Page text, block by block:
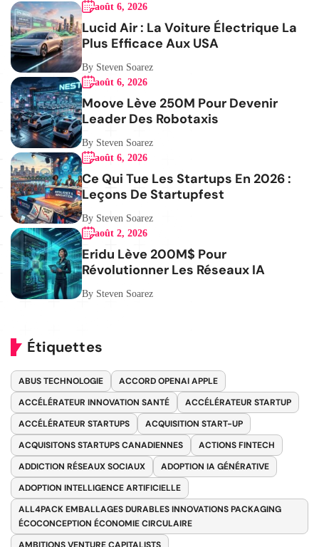
août 6, 2026
Lucid Air : La Voiture Électrique La
Plus Efficace Aux USA
By Steven Soarez
août 6, 2026
Moove Lève 250M Pour Devenir
Leader Des Robotaxis
By Steven Soarez
août 6, 2026
Ce Qui Tue Les Startups En 2026 :
Leçons De Startupfest
By Steven Soarez
août 2, 2026
Eridu Lève 200M$ Pour
Révolutionner Les Réseaux IA
By Steven Soarez
Étiquettes
ABUS TECHNOLOGIE
ACCORD OPENAI APPLE
ACCÉLÉRATEUR INNOVATION SANTÉ
ACCÉLÉRATEUR STARTUP
ACCÉLÉRATEUR STARTUPS
ACQUISITION START-UP
ACQUISITONS STARTUPS CANADIENNES
ACTIONS FINTECH
ADDICTION RÉSEAUX SOCIAUX
ADOPTION IA GÉNÉRATIVE
ADOPTION INTELLIGENCE ARTIFICIELLE
ALL4PACK EMBALLAGES DURABLES INNOVATIONS PACKAGING
ÉCOCONCEPTION ÉCONOMIE CIRCULAIRE